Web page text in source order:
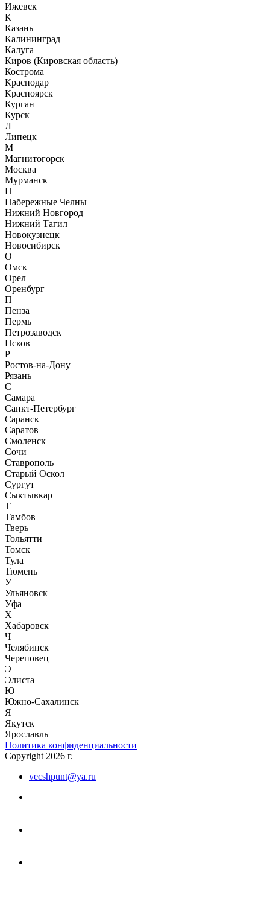
Ижевск
К
Казань
Калининград
Калуга
Киров (Кировская область)
Кострома
Краснодар
Красноярск
Курган
Курск
Л
Липецк
М
Магнитогорск
Москва
Мурманск
Н
Набережные Челны
Нижний Новгород
Нижний Тагил
Новокузнецк
Новосибирск
О
Омск
Орел
Оренбург
П
Пенза
Пермь
Петрозаводск
Псков
Р
Ростов-на-Дону
Рязань
С
Самара
Санкт-Петербург
Саранск
Саратов
Смоленск
Сочи
Ставрополь
Старый Оскол
Сургут
Сыктывкар
Т
Тамбов
Тверь
Тольятти
Томск
Тула
Тюмень
У
Ульяновск
Уфа
Х
Хабаровск
Ч
Челябинск
Череповец
Э
Элиста
Ю
Южно-Сахалинск
Я
Якутск
Ярославль
Политика конфиденциальности
Copyright 2026 г.
vecshpunt@ya.ru